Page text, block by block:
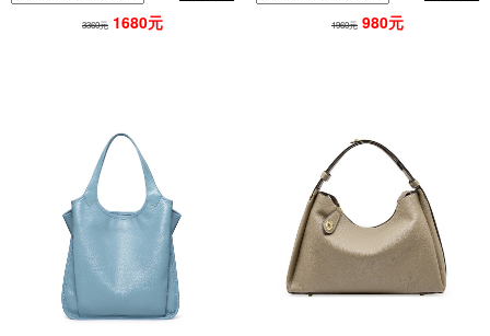
3360元 1680元 1960元 980元